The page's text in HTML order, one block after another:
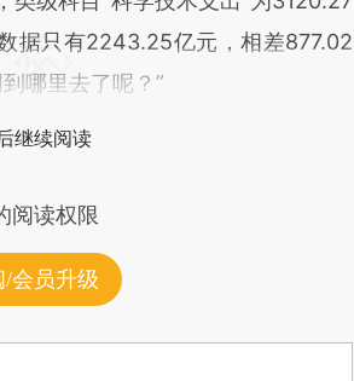
据只有2243.25亿元，相差877.02
哪里去了呢？”
继续阅读
阅读权限
/会员升级